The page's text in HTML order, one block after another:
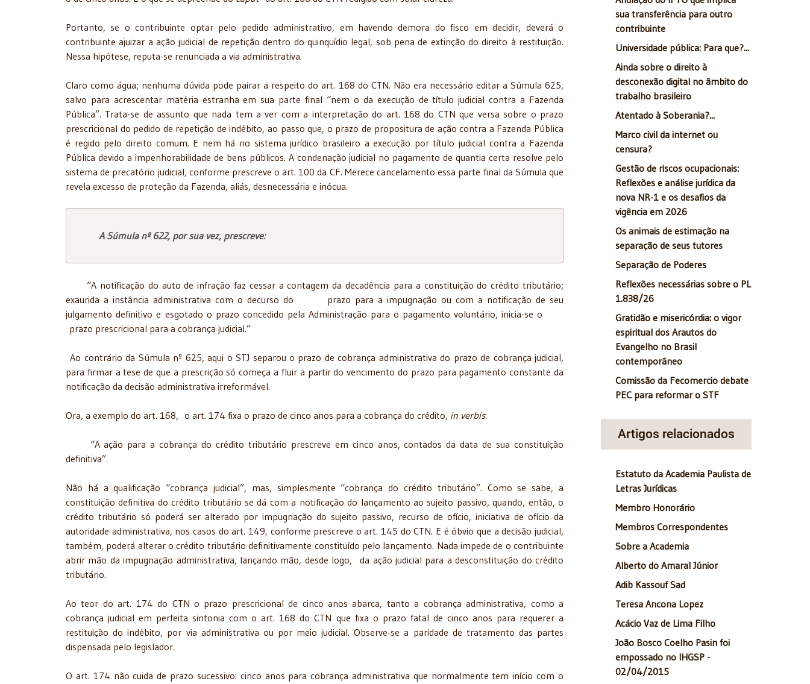
Portanto, se o contribuinte optar pelo pedido administrativo, em havendo demora do fisco em decidir, deverá o
contribuinte ajuizar a ação judicial de repetição dentro do quinquídio legal, sob pena de extinção do direito à restituição.
Nessa hipótese, reputa-se renunciada a via administrativa.
Claro como água; nenhuma dúvida pode pairar a respeito do art. 168 do CTN. Não era necessário editar a Súmula 625,
salvo para acrescentar matéria estranha em sua parte final “nem o da execução de título judicial contra a Fazenda
Pública”. Trata-se de assunto que nada tem a ver com a interpretação do art. 168 do CTN que versa sobre o prazo
prescricional do pedido de repetição de indébito, ao passo que, o prazo de propositura de ação contra a Fazenda Pública
é regido pelo direito comum. E nem há no sistema jurídico brasileiro a execução por título judicial contra a Fazenda
Pública devido a impenhorabilidade de bens públicos. A condenação judicial no pagamento de quantia certa resolve pelo
sistema de precatório judicial, conforme prescreve o art. 100 da CF. Merece cancelamento essa parte final da Súmula que
revela excesso de proteção da Fazenda, aliás, desnecessária e inócua.
A Súmula nº 622, por sua vez, prescreve:
“A notificação do auto de infração faz cessar a contagem da decadência para a constituição do crédito tributário;
exaurida a instância administrativa com o decurso do prazo para a impugnação ou com a notificação de seu
julgamento definitivo e esgotado o prazo concedido pela Administração para o pagamento voluntário, inicia-se o
prazo prescricional para a cobrança judicial.”
Ao contrário da Súmula nº 625, aqui o STJ separou o prazo de cobrança administrativa do prazo de cobrança judicial,
para firmar a tese de que a prescrição só começa a fluir a partir do vencimento do prazo para pagamento constante da
notificação da decisão administrativa irreformável.
Ora, a exemplo do art. 168, o art. 174 fixa o prazo de cinco anos para a cobrança do crédito, in verbis:
“A ação para a cobrança do crédito tributário prescreve em cinco anos, contados da data de sua constituição
definitiva”.
Não há a qualificação “cobrança judicial”, mas, simplesmente “cobrança do crédito tributário”. Como se sabe, a
constituição definitiva do crédito tributário se dá com a notificação do lançamento ao sujeito passivo, quando, então, o
crédito tributário só poderá ser alterado por impugnação do sujeito passivo, recurso de ofício, iniciativa de ofício da
autoridade administrativa, nos casos do art. 149, conforme prescreve o art. 145 do CTN. E é óbvio que a decisão judicial,
também, poderá alterar o crédito tributário definitivamente constituído pelo lançamento. Nada impede de o contribuinte
abrir mão da impugnação administrativa, lançando mão, desde logo, da ação judicial para a desconstituição do crédito
tributário.
Ao teor do art. 174 do CTN o prazo prescricional de cinco anos abarca, tanto a cobrança administrativa, como a
cobrança judicial em perfeita sintonia com o art. 168 do CTN que fixa o prazo fatal de cinco anos para requerer a
restituição do indébito, por via administrativa ou por meio judicial. Observe-se a paridade de tratamento das partes
dispensada pelo legislador.
O art. 174 não cuida de prazo sucessivo: cinco anos para cobrança administrativa que normalmente tem início com o
sua transferência para outro
contribuinte
Universidade pública: Para que?...
Ainda sobre o direito à
desconexão digital no âmbito do
trabalho brasileiro
Atentado à Soberania?...
Marco civil da internet ou
censura?
Gestão de riscos ocupacionais:
Reflexões e análise jurídica da
nova NR-1 e os desafios da
vigência em 2026
Os animais de estimação na
separação de seus tutores
Separação de Poderes
Reflexões necessárias sobre o PL
1.838/26
Gratidão e misericórdia: o vigor
espiritual dos Arautos do
Evangelho no Brasil
contemporâneo
Comissão da Fecomercio debate
PEC para reformar o STF
Artigos relacionados
Estatuto da Academia Paulista de
Letras Jurídicas
Membro Honorário
Membros Correspondentes
Sobre a Academia
Alberto do Amaral Júnior
Adib Kassouf Sad
Teresa Ancona Lopez
Acácio Vaz de Lima Filho
João Bosco Coelho Pasin foi
empossado no IHGSP -
02/04/2015